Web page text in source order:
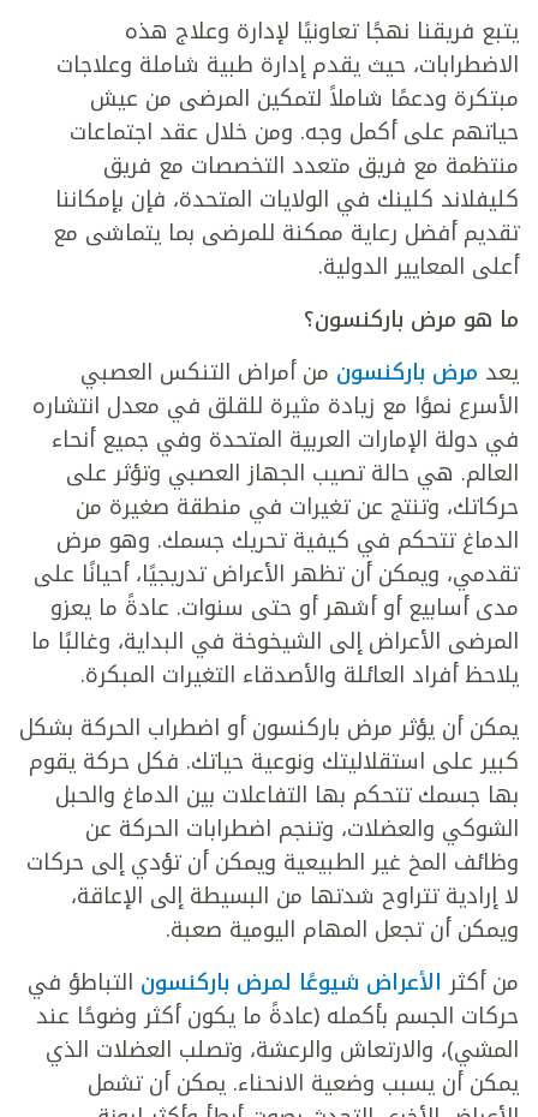
يتبع فريقنا نهجًا تعاونيًا لإدارة وعلاج هذه
الاضطرابات، حيث يقدم إدارة طبية شاملة وعلاجات
مبتكرة ودعمًا شاملاً لتمكين المرضى من عيش
حياتهم على أكمل وجه. ومن خلال عقد اجتماعات
منتظمة مع فريق متعدد التخصصات مع فريق
كليفلاند كلينك في الولايات المتحدة، فإن بإمكاننا
تقديم أفضل رعاية ممكنة للمرضى بما يتماشى مع
أعلى المعايير الدولية.
ما هو مرض باركنسون؟
يعد مرض باركنسون من أمراض التنكس العصبي
الأسرع نموًا مع زيادة مثيرة للقلق في معدل انتشاره
في دولة الإمارات العربية المتحدة وفي جميع أنحاء
العالم. هي حالة تصيب الجهاز العصبي وتؤثر على
حركاتك، وتنتج عن تغيرات في منطقة صغيرة من
الدماغ تتحكم في كيفية تحريك جسمك. وهو مرض
تقدمي، ويمكن أن تظهر الأعراض تدريجيًا، أحيانًا على
مدى أسابيع أو أشهر أو حتى سنوات. عادةً ما يعزو
المرضى الأعراض إلى الشيخوخة في البداية، وغالبًا ما
يلاحظ أفراد العائلة والأصدقاء التغيرات المبكرة.
يمكن أن يؤثر مرض باركنسون أو اضطراب الحركة بشكل
كبير على استقلاليتك ونوعية حياتك. فكل حركة يقوم
بها جسمك تتحكم بها التفاعلات بين الدماغ والحبل
الشوكي والعضلات، وتنجم اضطرابات الحركة عن
وظائف المخ غير الطبيعية ويمكن أن تؤدي إلى حركات
لا إرادية تتراوح شدتها من البسيطة إلى الإعاقة،
ويمكن أن تجعل المهام اليومية صعبة.
من أكثر الأعراض شيوعًا لمرض باركنسون التباطؤ في
حركات الجسم بأكمله (عادةً ما يكون أكثر وضوحًا عند
المشي)، والارتعاش والرعشة، وتصلب العضلات الذي
يمكن أن يسبب وضعية الانحناء. يمكن أن تشمل